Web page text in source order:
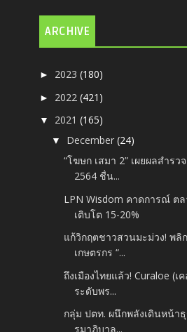
ARCHIVE
► 2023(180)
► 2022(421)
▼ 2021(165)
▼ December(24)
“โฆษก เสมา 2” เผยผลสำรว
2564 ชื่น...
LPN Wisdom คาดการณ์ ต
เติบโต 15-20%
แก้วิกฤตชาวสวนมะม่วง! พ
เกษตรกร “...
ถึงเมืองไทยแล้ว! Curaloe (
ระดับพร...
กลุ่ม ปตท. ผนึกพลังเดินหน้า
รมาภิบาล...